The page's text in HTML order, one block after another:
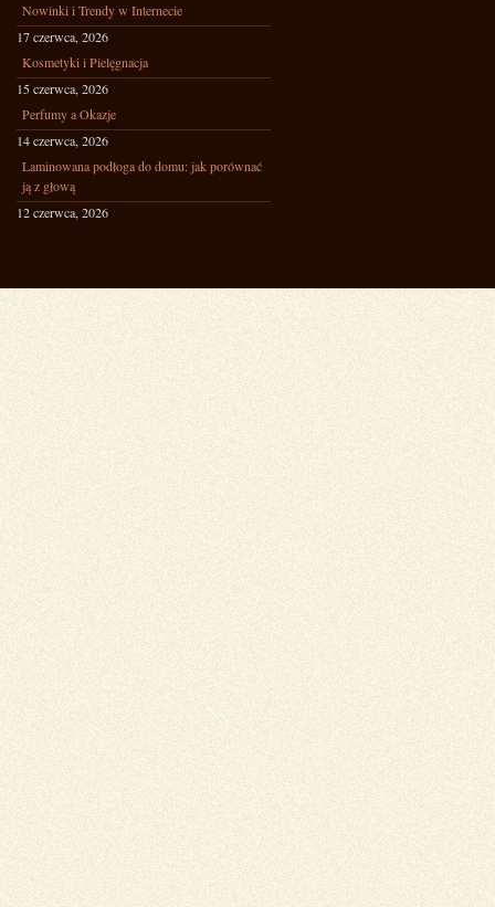
Nowinki i Trendy w Internecie
17 czerwca, 2026
Kosmetyki i Pielęgnacja
15 czerwca, 2026
Perfumy a Okazje
14 czerwca, 2026
Laminowana podłoga do domu: jak porównać
ją z głową
12 czerwca, 2026